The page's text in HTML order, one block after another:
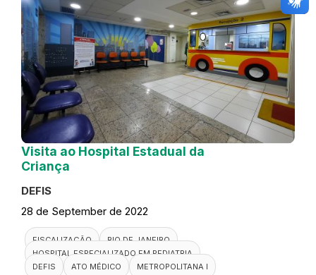
Visita ao Hospital Estadual da
Criança
DEFIS
28 de September de 2022
FISCALIZAÇÃO
RIO DE JANEIRO
HOSPITAL ESPECIALIZADO EM PEDIATRIA
DEFIS
ATO MÉDICO METROPOLITANA I